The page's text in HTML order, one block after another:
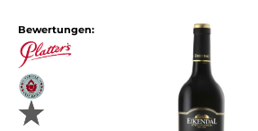
Bewertungen: